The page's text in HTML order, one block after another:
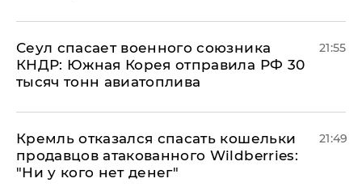
​Сеул спасает военного союзника
КНДР: Южная Корея отправила РФ 30
тысяч тонн авиатоплива
21:55
Кремль отказался спасать кошельки
продавцов атакованного Wildberries:
"Ни у кого нет денег"
21:49